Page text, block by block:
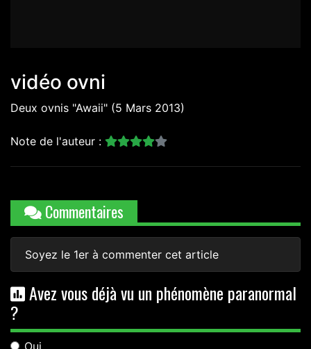
vidéo ovni
Deux ovnis "Awaii" (5 Mars 2013)
Note de l'auteur :
Commentaires
Soyez le 1er à commenter cet article
Avez vous déjà vu un phénomène paranormal
?